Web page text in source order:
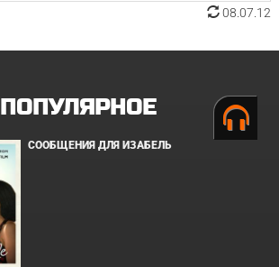
08.07.12
ПОПУЛЯРНОЕ
СООБЩЕНИЯ ДЛЯ ИЗАБЕЛЬ